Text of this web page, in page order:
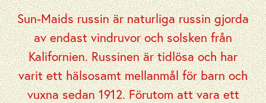
Sun-Maids russin är naturliga russin gjorda
av endast vindruvor och solsken från
Kalifornien. Russinen är tidlösa och har
varit ett hälsosamt mellanmål för barn och
vuxna sedan 1912. Förutom att vara ett